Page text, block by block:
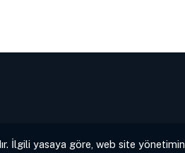
İlgili yasaya göre, web site